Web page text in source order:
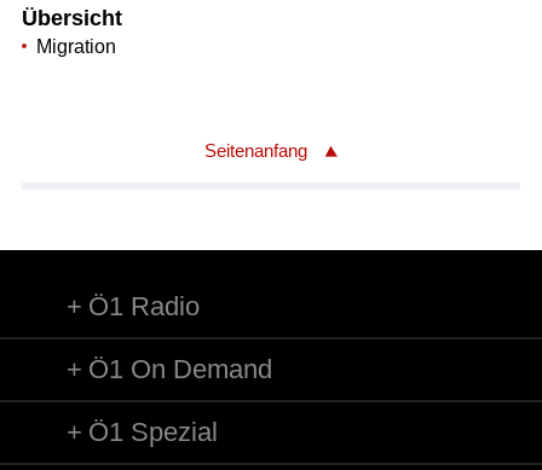
Übersicht
Migration
Seitenanfang
Ö1 Radio
Ö1 On Demand
Ö1 Spezial